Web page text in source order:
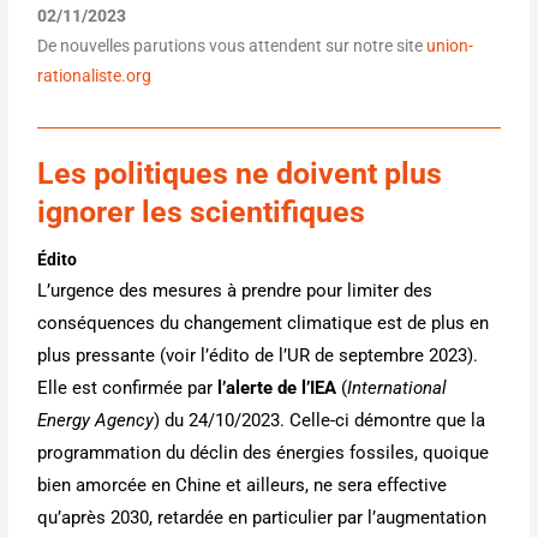
02/11/2023
De nouvelles parutions vous attendent sur notre site union-
rationaliste.org
Les politiques ne doivent plus
ignorer les scientifiques
Édito
L’urgence des mesures à prendre pour limiter des
conséquences du changement climatique est de plus en
plus pressante (voir l’édito de l’UR de septembre 2023).
Elle est confirmée par l’alerte de l’IEA (International
Energy Agency) du 24/10/2023. Celle-ci démontre que la
programmation du déclin des énergies fossiles, quoique
bien amorcée en Chine et ailleurs, ne sera effective
qu’après 2030, retardée en particulier par l’augmentation